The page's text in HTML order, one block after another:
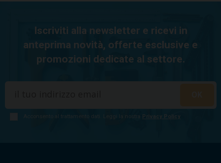
Iscriviti alla newsletter e ricevi in
anteprima novità, offerte esclusive e
promozioni dedicate al settore.
Acconsento al trattamento dati. Leggi la nostra Privacy Policy